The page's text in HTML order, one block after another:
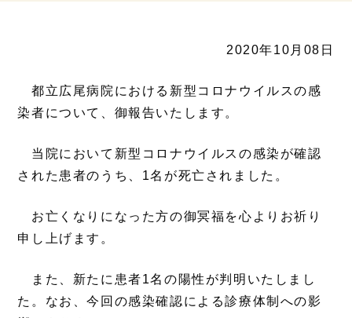
2020年10月08日
都立広尾病院における新型コロナウイルスの感
染者について、御報告いたします。
当院において新型コロナウイルスの感染が確認
された患者のうち、1名が死亡されました。
お亡くなりになった方の御冥福を心よりお祈り
申し上げます。
また、新たに患者1名の陽性が判明いたしまし
た。なお、今回の感染確認による診療体制への影